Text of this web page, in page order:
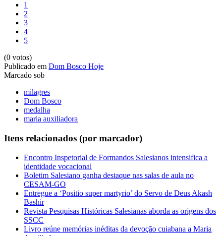
1
2
3
4
5
(0 votos)
Publicado em Dom Bosco Hoje
Marcado sob
milagres
Dom Bosco
medalha
maria auxiliadora
Itens relacionados (por marcador)
Encontro Inspetorial de Formandos Salesianos intensifica a
identidade vocacional
Boletim Salesiano ganha destaque nas salas de aula no
CESAM-GO
Entregue a ‘Positio super martyrio’ do Servo de Deus Akash
Bashir
Revista Pesquisas Históricas Salesianas aborda as origens dos
SSCC
Livro reúne memórias inéditas da devoção cuiabana a Maria